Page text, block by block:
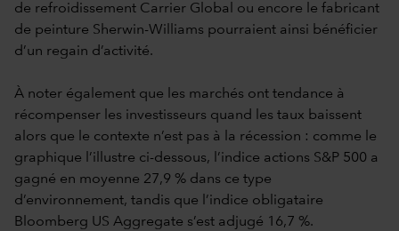
de refroidissement Carrier Global ou encore le fabricant
de peinture Sherwin-Williams pourraient ainsi bénéficier
d’un regain d’activité.
À noter également que les marchés ont tendance à
récompenser les investisseurs quand les taux baissent
alors que le contexte n’est pas à la récession : comme le
graphique l’illustre ci-dessous, l’indice actions S&P 500 a
gagné en moyenne 27,9 % dans ce type
d’environnement, tandis que l’indice obligataire
Bloomberg US Aggregate s’est adjugé 16,7 %.